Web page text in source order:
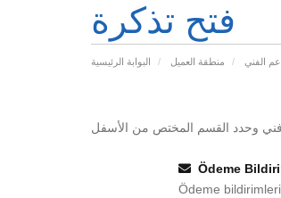
فتح تذكرة
البوابة الرئيسية منطقة العميل الفني
فني وحدد القسم المختص من الأسفل
Ödeme
Ödeme